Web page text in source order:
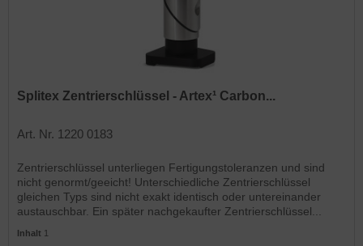
Splitex Zentrierschlüssel - Artex¹ Carbon...
Art. Nr. 1220 0183
Zentrierschlüssel unterliegen Fertigungstoleranzen und sind
nicht genormt/geeicht! Unterschiedliche Zentrierschlüssel
gleichen Typs sind nicht exakt identisch oder untereinander
austauschbar. Ein später nachgekaufter Zentrierschlüssel...
Inhalt 1